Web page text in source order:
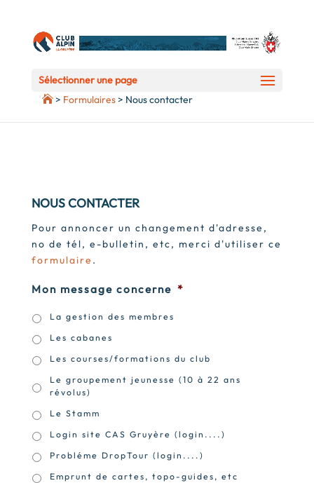
Sélectionner une page
> Formulaires> Nous contacter
NOUS CONTACTER
Pour annoncer un changement d'adresse,
no de tél, e-bulletin, etc, merci d'utiliser ce
formulaire .
Mon message concerne *
La gestion des membres
Les cabanes
Les courses/formations du club
Le groupement jeunesse (10 à 22 ans
révolus)
Le Stamm
Login site CAS Gruyère (login....)
Probléme DropTour (login....)
Emprunt de cartes, topo-guides, etc